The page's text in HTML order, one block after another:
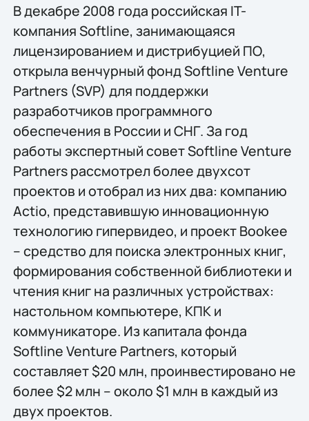
В декабре 2008 года российская IT-
компания Softline, занимающаяся
лицензированием и дистрибуцией ПО,
открыла венчурный фонд Softline Venture
Partners (SVP) для поддержки
разработчиков программного
обеспечения в России и СНГ. За год
работы экспертный совет Softline Venture
Partners рассмотрел более двухсот
проектов и отобрал из них два: компанию
Actio, представившую инновационную
технологию гипервидео, и проект Bookee
– средство для поиска электронных книг,
формирования собственной библиотеки и
чтения книг на различных устройствах:
настольном компьютере, КПК и
коммуникаторе. Из капитала фонда
Softline Venture Partners, который
составляет $20 млн, проинвестировано не
более $2 млн – около $1 млн в каждый из
двух проектов.